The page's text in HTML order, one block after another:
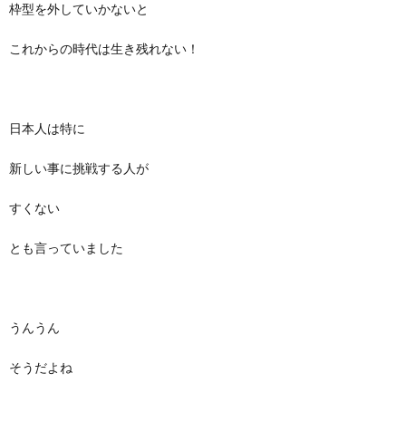
枠型を外していかないと
これからの時代は生き残れない！
日本人は特に
新しい事に挑戦する人が
すくない
とも言っていました
うんうん
そうだよね